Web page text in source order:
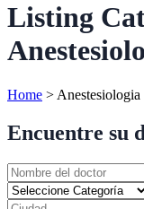
Listing
Home > Anestesiologia
Encuentre su